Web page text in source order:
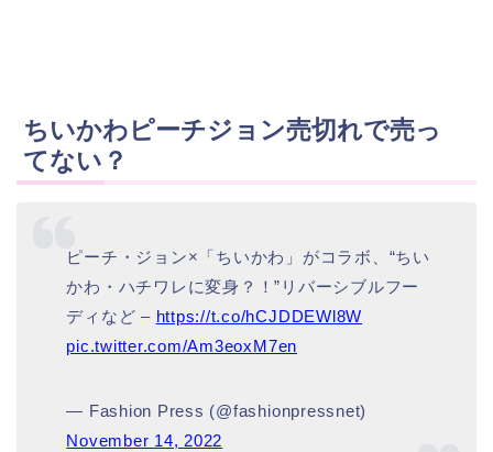
ちいかわピーチジョン売切れで売っ
てない？
ピーチ・ジョン×「ちいかわ」がコラボ、“ちい
かわ・ハチワレに変身？！”リバーシブルフー
ディなど – https://t.co/hCJDDEWl8W
pic.twitter.com/Am3eoxM7en
— Fashion Press (@fashionpressnet)
November 14, 2022